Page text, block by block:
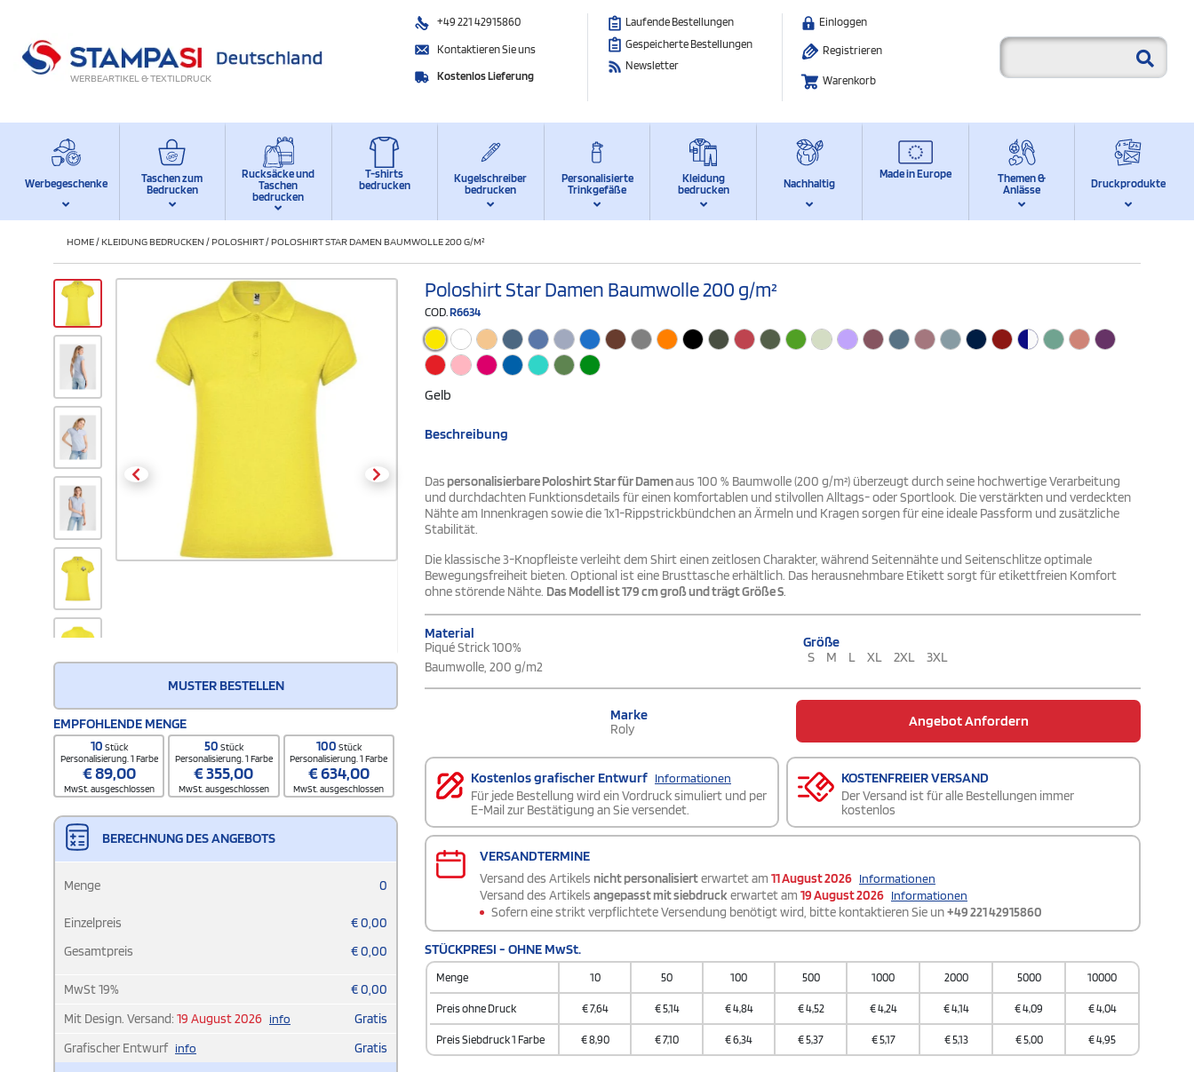
WERBEARTIKEL & TEXTILDRUCK
+49 221 42915860
Kontaktieren Sie uns
Kostenlos Lieferung
Laufende Bestellungen
Gespeicherte Bestellungen
Newsletter
Einloggen
Registrieren
Warenkorb
Werbegeschenke
Taschen zum
Bedrucken
Rucksäcke und
Taschen
bedrucken
T-shirts
bedrucken
Kugelschreiber
bedrucken
Personalisierte
Trinkgefäße
Kleidung
bedrucken
Nachhaltig
Made in Europe
Themen &
Anlässe
Druckprodukte
HOME/KLEIDUNG BEDRUCKEN /POLOSHIRT/POLOSHIRT STAR DAMEN BAUMWOLLE 200 G/M²
MUSTER BESTELLEN
EMPFOHLENDE MENGE
10 Stück
Personalisierung. 1 Farbe
€89,00
MwSt. ausgeschlossen
50 Stück
Personalisierung. 1 Farbe
€355,00
MwSt. ausgeschlossen
100 Stück
Personalisierung. 1 Farbe
€634,00
MwSt. ausgeschlossen
BERECHNUNG DES ANGEBOTS
Menge 0
Einzelpreis €0,00
Gesamtpreis
€0,00
MwSt19% €0,00
Mit Design. Versand: 19 August 2026 info
Gratis
Grafischer Entwurf info Gratis
Poloshirt Star Damen Baumwolle 200 g/m²
COD.R6634
Gelb
Beschreibung
Das personalisierbare Poloshirt Star für Damenaus 100 % Baumwolle (200 g/m²) überzeugt durch seine hochwertige Verarbeitung
und durchdachten Funktionsdetails für einen komfortablen und stilvollen Alltags- oder Sportlook. Die verstärkten und verdeckten
Nähte am Innenkragen sowie die 1x1-Rippstrickbündchen an Ärmeln und Kragen sorgen für eine ideale Passform und zusätzliche
Stabilität.
Die klassische 3-Knopfleiste verleiht dem Shirt einen zeitlosen Charakter, während Seitennähte und Seitenschlitze optimale
Bewegungsfreiheit bieten. Optional ist eine Brusttasche erhältlich. Das herausnehmbare Etikett sorgt für etikettfreien Komfort
ohne störende Nähte. Das Modell ist 179 cm groß und trägt Größe S.
Material
Piqué Strick 100%
Baumwolle, 200 g/m2
Größe
S
M L XL 2XL 3XL
Marke
Roly Angebot Anfordern
Kostenlos grafischer Entwurf Informationen
Für jede Bestellung wird ein Vordruck simuliert und per
E-Mail zur Bestätigung an Sie versendet.
KOSTENFREIER VERSAND
Der Versand ist für alle Bestellungen immer
kostenlos
VERSANDTERMINE
Versand des Artikels nicht personalisierterwartet am 11 August 2026 Informationen
Versand des Artikels angepasst mit siebdruckerwartet am 19 August 2026 Informationen
Sofern eine strikt verpflichtete Versendung benötigt wird, bitte kontaktieren Sie un+49 221 42915860
STÜCKPRESI - OHNE MwSt.
Menge 10 50 100 500 1000 2000 5000 10000
Preis ohne Druck €7,64 €5,14 €4,84 €4,52 €4,24 €4,14 €4,09 €4,04
Preis Siebdruck 1 Farbe €8,90 €7,10 €6,34 €5,37 €5,17 €5,13 €5,00 €4,95